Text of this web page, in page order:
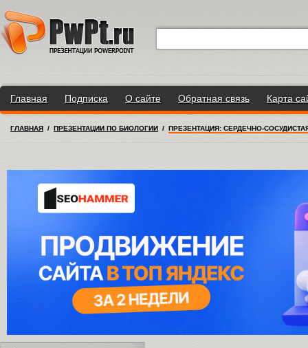
Главная Подписка О сайте Обратная связь Карта
ГЛАВНАЯ / ПРЕЗЕНТАЦИИ ПО БИОЛОГИИ / ПРЕЗЕНТАЦИЯ: СЕРДЕЧНО-